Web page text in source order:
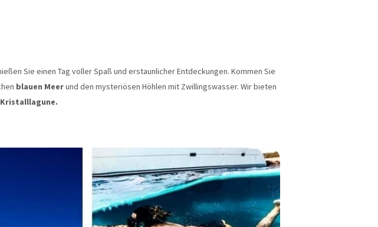
Sie einen Tag voller Spaß und erstaunlicher Entdeckungen. Kommen Sie
blauen Meerund den mysteriösen Höhlen mit Zwillingswasser. Wir bieten